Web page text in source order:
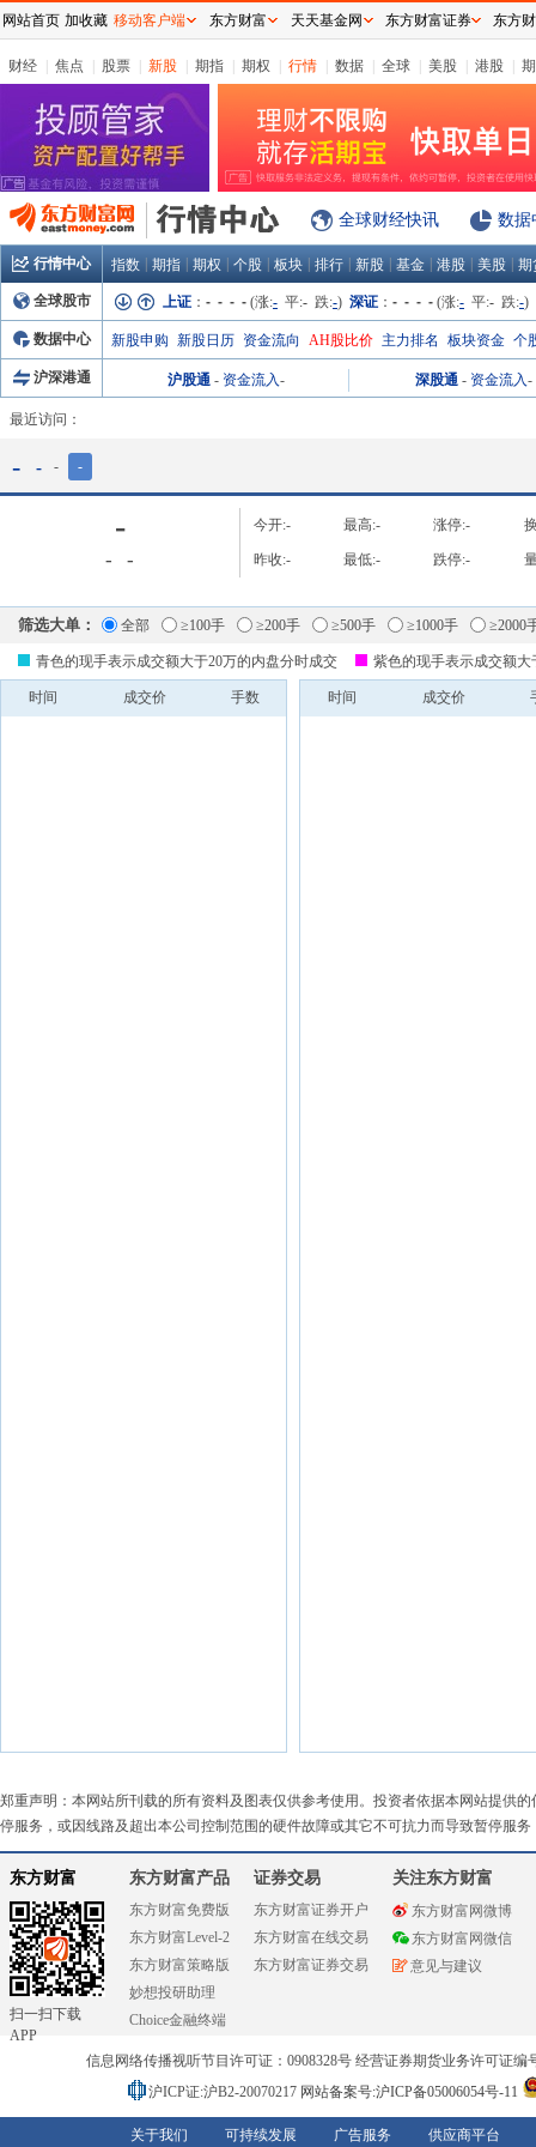
财经 焦点 股票 新股 期指 期权 行情 数据 全球 美股 港股
全球财经快讯 数据
行情中心 指数 期指 期权 个股 板块 排行 新股 基金 港股 美股 期
全球股市 上证 ： - - - - (涨:- 平:- 跌:-) 深证 ： - - - - (涨:- 平:- 跌:-)
数据中心 新股申购 新股日历 资金流向 AH股比价 主力排名 板块资金 个
沪深港通 沪股通 - 资金流入- 深股通 - 资金流入-
最近访问：
- - - -
-
- -
今开:- 最高:- 涨停:-
昨收:- 最低:- 跌停:-
筛选大单： 全部 ≥100手 ≥200手 ≥500手 ≥1000手 ≥2000
青色的现手表示成交额大于20万的内盘分时成交 紫色的现手表示成交额
时间 成交价 手数 时间 成交价
郑重声明：本网站所刊载的所有资料及图表仅供参考使用。投资者依据本网站提供
停服务，或因线路及超出本公司控制范围的硬件故障或其它不可抗力而导致暂停服
东方财富
扫一扫下载
APP
东方财富产品
东方财富免费版
东方财富Level-2
东方财富策略版
妙想投研助理
Choice金融终端
证券交易
东方财富证券开户
东方财富在线交易
东方财富证券交易
关注东方财富
东方财富网微博
东方财富网微信
意见与建议
信息网络传播视听节目许可证：0908328号 经营证券期货业务许可证编
沪ICP证:沪B2-20070217 网站备案号:沪ICP备05006054号-11
关于我们 可持续发展 广告服务 供应商平台
网站首页 加收藏 移动客户端 东方财富 天天基金网 东方财富证券 东方